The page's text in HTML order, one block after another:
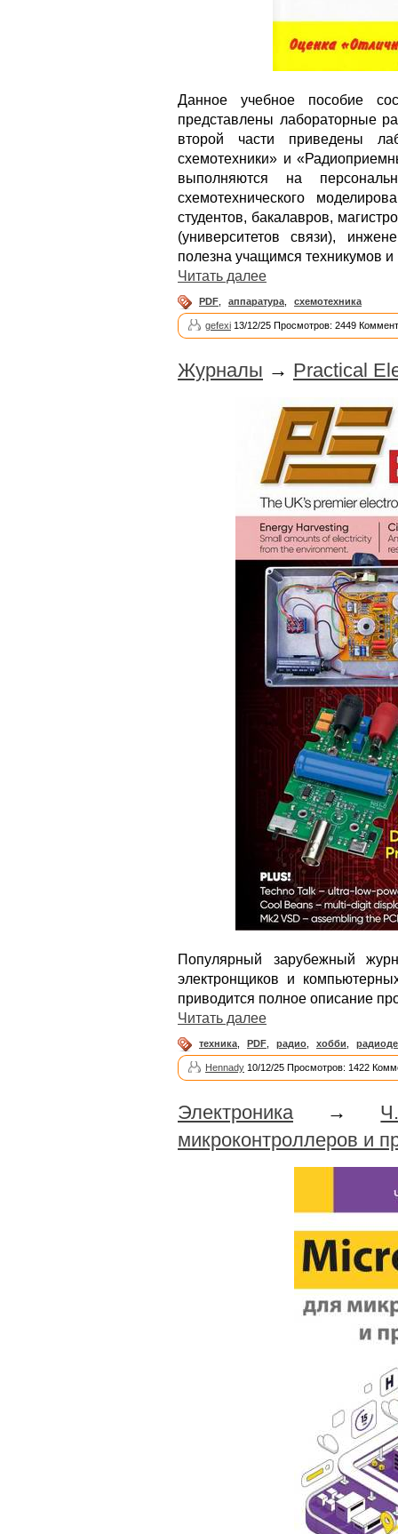
Данное учебное пособие
представлены лабораторные
второй части приведены
схемотехники» и
выполняются на
схемотехнического
студентов, бакалавров,
(университетов связи),
полезна учащимся техникумов
Читать далее
PDF аппаратура схемотехника
gefexi 13/12/25 Просмотров: 2449
Журналы → Practical
Популярный зарубежный
электронщиков и
приводится полное описание
Читать далее
техника PDF радио хобби
Hennady 10/12/25 Просмотров: 1422
Электроника→
микроконтроллеров и